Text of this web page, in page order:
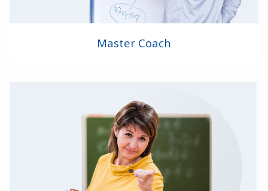
Master Coach